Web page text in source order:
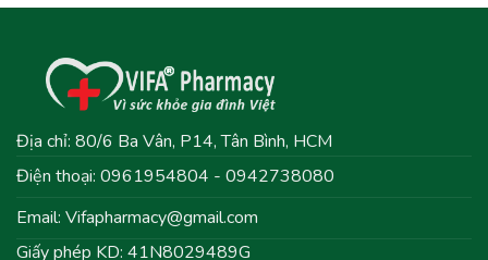
Địa chỉ: 80/6 Ba Vân, P14, Tân Bình, HCM
Điện thoại: 0961954804 - 0942738080
Email: Vifapharmacy@gmail.com
Giấy phép KD: 41N8029489G